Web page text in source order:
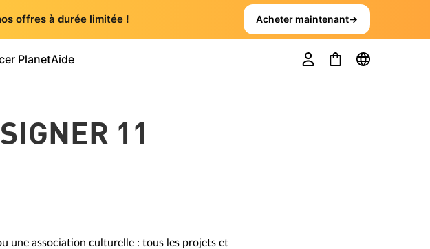
offres à durée limitée ! Acheter maintenant→
PlanetAide
11
une association culturelle : tous les projets et